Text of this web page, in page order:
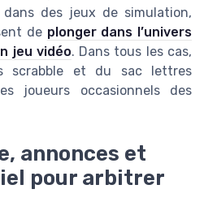
des jeux de simulation,
de plonger dans l’univers
jeu vidéo. Dans tous les cas,
scrabble et du sac lettres
joueurs occasionnels des
annonces et
pour arbitrer